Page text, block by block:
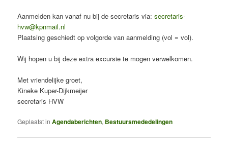
Aanmelden kan vanaf nu bij de secretaris via:secretaris-
hvw@kpnmail.nl
Plaatsing geschiedt op volgorde van aanmelding (vol = vol).
Wij hopen u bij deze extra excursie te mogen verwelkomen.
Met vriendelijke groet,
Kineke Kuper-Dijkmeijer
secretaris HVW
Geplaatst in Agendaberichten, Bestuursmededelingen